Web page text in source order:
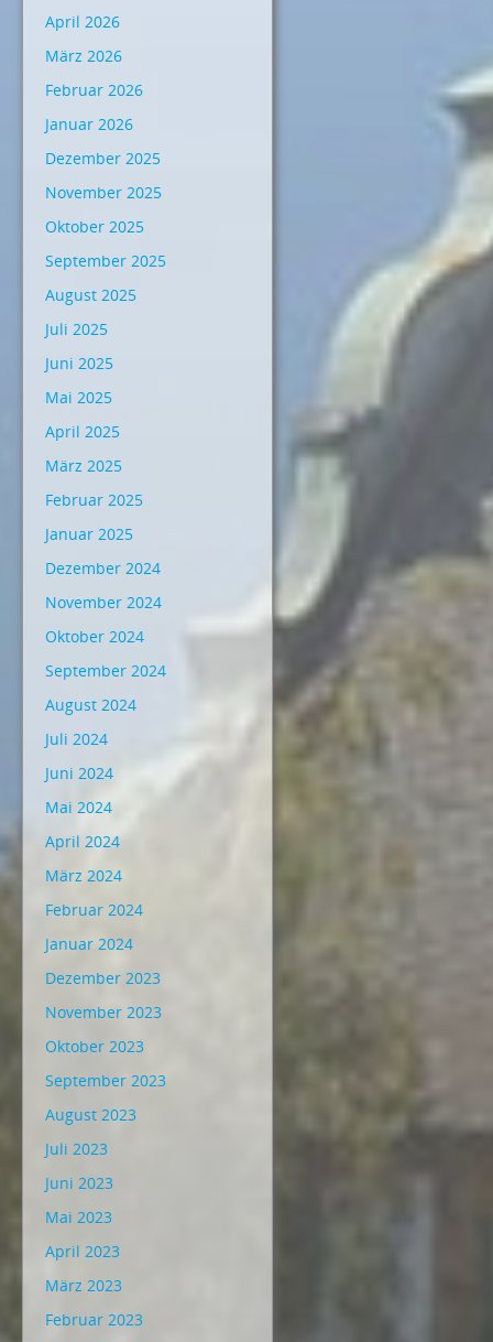
April 2026
März 2026
Februar 2026
Januar 2026
Dezember 2025
November 2025
Oktober 2025
September 2025
August 2025
Juli 2025
Juni 2025
Mai 2025
April 2025
März 2025
Februar 2025
Januar 2025
Dezember 2024
November 2024
Oktober 2024
September 2024
August 2024
Juli 2024
Juni 2024
Mai 2024
April 2024
März 2024
Februar 2024
Januar 2024
Dezember 2023
November 2023
Oktober 2023
September 2023
August 2023
Juli 2023
Juni 2023
Mai 2023
April 2023
März 2023
Februar 2023